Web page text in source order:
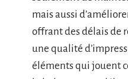
mais aussi
offrant des délais de
une qualité
éléments qui jouent